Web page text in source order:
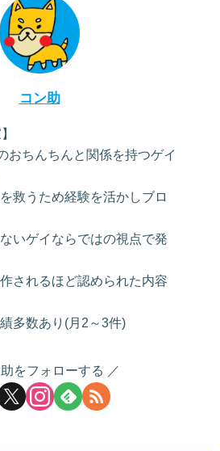
コン助
おちんちんと関係を持つゲイ
救うため経験を活かしブロ
いゲイならではの視点で発
されるほど認められた内容
多数あり(月2～3件)
をフォローする